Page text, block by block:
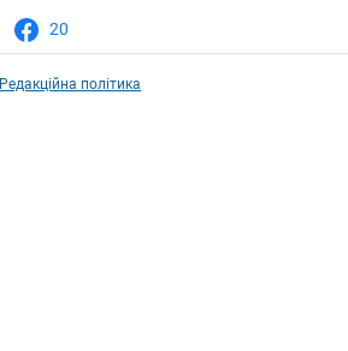
20
Редакційна політика